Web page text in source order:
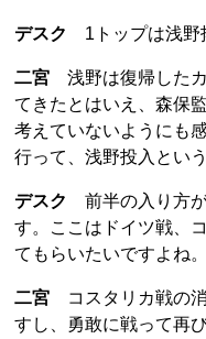
デスク 1トップは浅野
二宮 浅野は復帰した
てきたとはいえ、森保
考えていないようにも
行って、浅野投入とい
デスク
前半の入り方
す。ここはドイツ戦、
てもらいたいですよね。
二宮 コスタリカ戦の
すし、勇敢に戦って再